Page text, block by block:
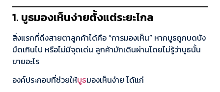
1. บูธมองเห็นง่ายตั้งแต่ระยะไกล
สิ่งแรกที่ดึงสายตาลูกค้าได้คือ “การมองเห็น” หากบูธถูกบดบัง
มืดเกินไป หรือไม่มีจุดเด่น ลูกค้ามักเดินผ่านโดยไม่รู้ว่าบูธนั้น
ขายอะไร
องค์ประกอบที่ช่วยให้บูธมองเห็นง่าย ได้แก่